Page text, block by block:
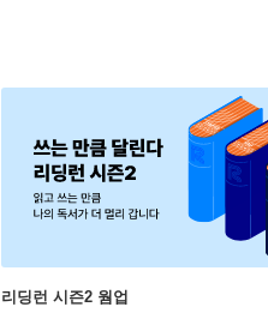
리딩런 시즌2 웜업